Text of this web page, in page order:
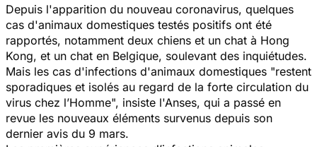
Depuis l'apparition du nouveau coronavirus, quelques
cas d'animaux domestiques testés positifs ont été
rapportés, notamment deux chiens et un chat à Hong
Kong, et un chat en Belgique, soulevant des inquiétudes.
Mais les cas d'infections d'animaux domestiques "restent
sporadiques et isolés au regard de la forte circulation du
virus chez l’Homme", insiste l'Anses, qui a passé en
revue les nouveaux éléments survenus depuis son
dernier avis du 9 mars.